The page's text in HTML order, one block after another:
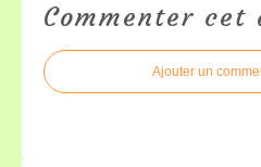
Commenter
Ajouter un